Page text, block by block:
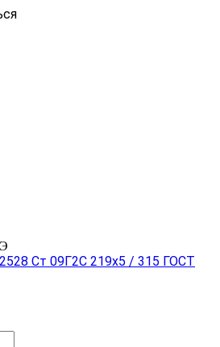
Ст 09Г2С 219x5 / 315 ГОСТ